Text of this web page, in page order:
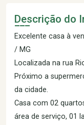
Descrição do
Excelente casa à
/ MG
Localizada na rua
Próximo a
da cidade.
Casa com 02
área de serviço, 01